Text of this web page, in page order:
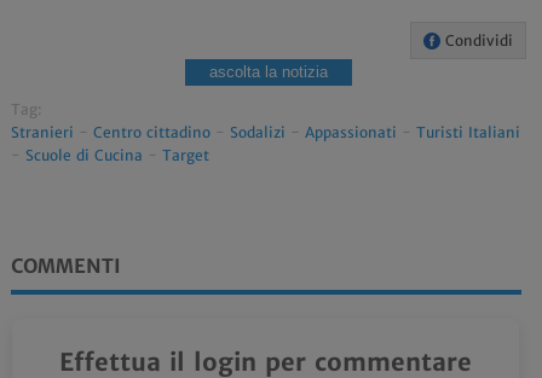
Condividi
ascolta la notizia
Tag:
Stranieri - Centro cittadino- Sodalizi - Appassionati - Turisti Italiani
- Scuole di Cucina - Target
COMMENTI
Effettua il login per commentare